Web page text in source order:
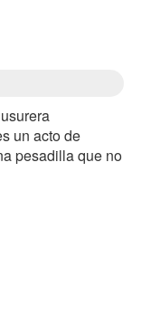
un acto de
pesadilla que no